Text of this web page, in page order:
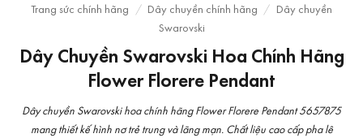
Trang sức chính hãng / Dây chuyền chính hãng / Dây chuyền
Swarovski
Dây Chuyền Swarovski Hoa Chính Hãng
Flower Florere Pendant
Dây chuyền Swarovski hoa chính hãng Flower Florere Pendant 5657875
mang thiết kế hình nơ trẻ trung và lãng mạn. Chất liệu cao cấp pha lê